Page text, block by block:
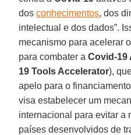
dosconhecimentos, dos
intelectual e dos dados”.
mecanismo para acelerar
para combater aCovid-19
19 Tools Accelerator),
apelo para o
visa estabelecer um
internacional para evitar a
países desenvolvidos de